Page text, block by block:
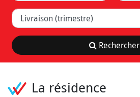
Livraison (trimestre)
Rechercher
La résidence